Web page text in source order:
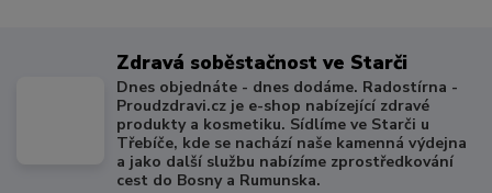
Zdravá soběstačnost ve Starči
Dnes objednáte - dnes dodáme. Radostírna -
Proudzdravi.cz je e-shop nabízející zdravé
produkty a kosmetiku. Sídlíme ve Starči u
Třebíče, kde se nachází naše kamenná výdejna
a jako další službu nabízíme zprostředkování
cest do Bosny a Rumunska.